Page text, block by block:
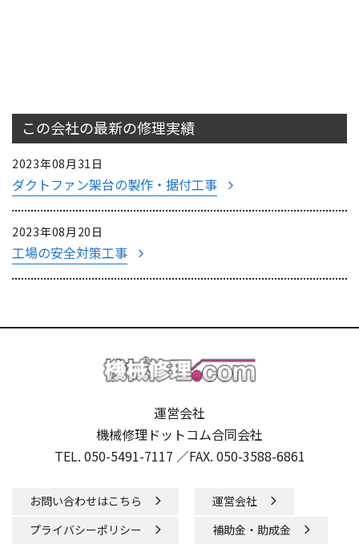
この会社の最新の修理実績
2023年08月31日
ダクトファン架台の製作・据付工事
2023年08月20日
工場の安全対策工事
運営会社
機械修理ドットコム合同会社
TEL. 050-5491-7117 ／FAX. 050-3588-6861
お問い合わせはこちら
運営会社
プライバシーポリシー
補助金・助成金